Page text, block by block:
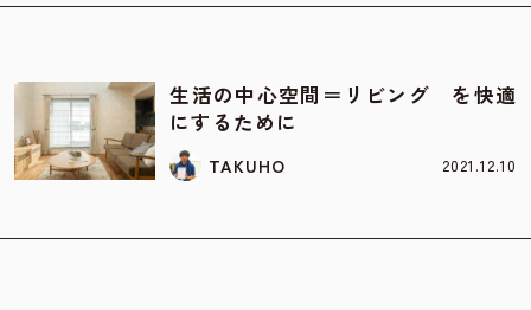
生活の中心空間＝リビング を快適
にするために
TAKUHO 2021.12.10